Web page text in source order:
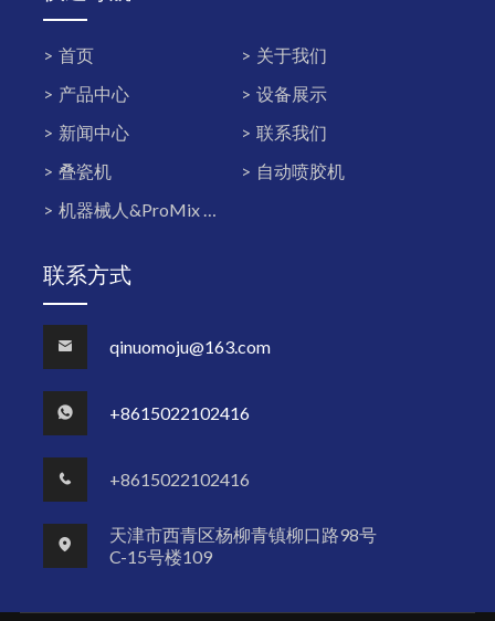
首页
关于我们
产品中心
设备展示
新闻中心
联系我们
叠瓷机
自动喷胶机
机器械人&ProMix PD2K双组份系统
联系方式
qinuomoju@163.com
+8615022102416
+8615022102416
天津市西青区杨柳青镇柳口路98号
C-15号楼109